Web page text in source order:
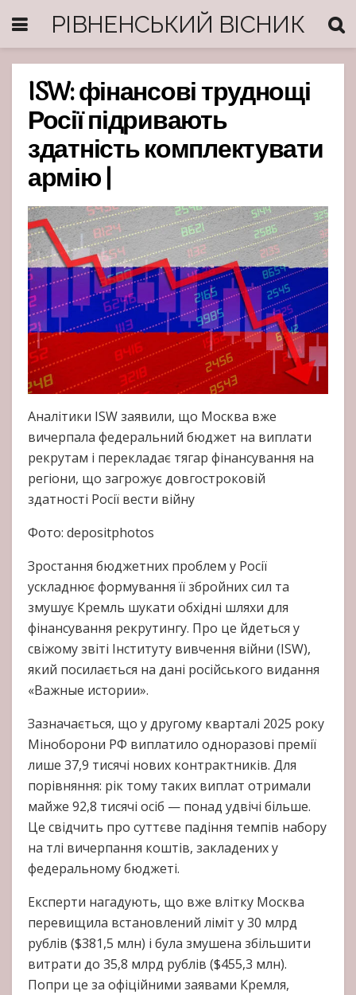
РІВНЕНСЬКИЙ ВІСНИК
ISW: фінансові труднощі
Росії підривають
здатність комплектувати
армію |
Аналітики ISW заявили, що Москва вже
вичерпала федеральний бюджет на виплати
рекрутам і перекладає тягар фінансування на
регіони, що загрожує довгостроковій
здатності Росії вести війну
Фото: depositphotos
Зростання бюджетних проблем у Росії
ускладнює формування її збройних сил та
змушує Кремль шукати обхідні шляхи для
фінансування рекрутингу. Про це йдеться у
свіжому звіті Інституту вивчення війни (ISW),
який посилається на дані російського видання
«Важные истории».
Зазначається, що у другому кварталі 2025 року
Міноборони РФ виплатило одноразові премії
лише 37,9 тисячі нових контрактників. Для
порівняння: рік тому таких виплат отримали
майже 92,8 тисячі осіб — понад удвічі більше.
Це свідчить про суттєве падіння темпів набору
на тлі вичерпання коштів, закладених у
федеральному бюджеті.
Експерти нагадують, що вже влітку Москва
перевищила встановлений ліміт у 30 млрд
рублів ($381,5 млн) і була змушена збільшити
витрати до 35,8 млрд рублів ($455,3 млн).
Попри це за офіційними заявами Кремля,